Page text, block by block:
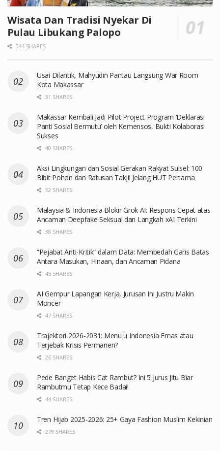
Wisata Dan Tradisi Nyekar Di
Pulau Libukang Palopo
344 SHARES
Usai Dilantik, Mahyudin Pantau Langsung War Room
Kota Makassar
31 SHARES
Makassar Kembali Jadi Pilot Project Program ‘Deklarasi
Panti Sosial Bermutu’ oleh Kemensos, Bukti Kolaborasi
Sukses
40 SHARES
Aksi Lingkungan dan Sosial Gerakan Rakyat Sulsel: 100
Bibit Pohon dan Ratusan Takjil Jelang HUT Pertama
52 SHARES
Malaysia & Indonesia Blokir Grok AI: Respons Cepat atas
Ancaman Deepfake Seksual dan Langkah xAI Terkini
38 SHARES
“Pejabat Anti-Kritik” dalam Data: Membedah Garis Batas
Antara Masukan, Hinaan, dan Ancaman Pidana
45 SHARES
AI Gempur Lapangan Kerja, Jurusan Ini Justru Makin
Moncer
47 SHARES
Trajektori 2026-2031: Menuju Indonesia Emas atau
Terjebak Krisis Permanen?
26 SHARES
Pede Banget Habis Cat Rambut? Ini 5 Jurus Jitu Biar
Rambutmu Tetap Kece Badai!
44 SHARES
Tren Hijab 2025-2026: 25+ Gaya Fashion Muslim Kekinian
279 SHARES